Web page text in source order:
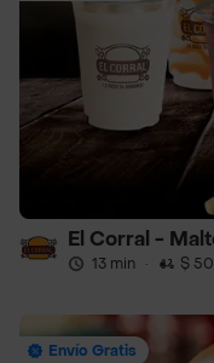
El Corral -
13 min · $
Envío Gratis